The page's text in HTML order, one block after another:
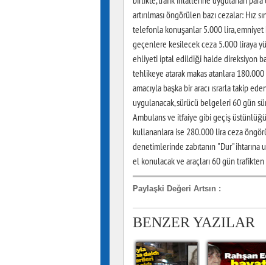
artırılması öngörülen bazı cezalar: Hız
telefonla konuşanlar 5.000 lira, emniyet
geçenlere kesilecek ceza 5.000 liraya
ehliyeti iptal edildiği halde direksiyon
tehlikeye atarak makas atanlara
amacıyla başka bir aracı ısrarla takip
uygulanacak, sürücü belgeleri 60 gün
Ambulans ve itfaiye gibi geçiş
kullananlara ise 280.000 lira ceza
denetimlerinde zabıtanın "Dur"
el konulacak ve araçları 60 gün
Paylaşki Değeri Artsın :
BENZER YAZILAR